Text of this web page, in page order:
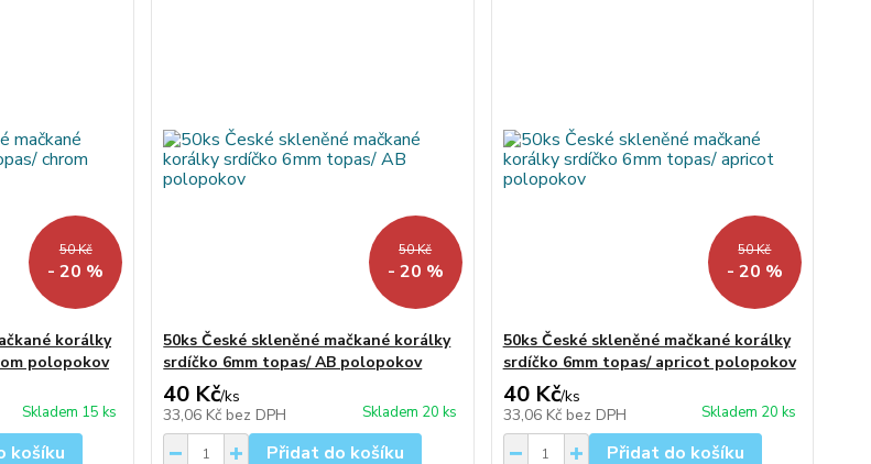
50 Kč
- 20 %
korálky
polopokov
Skladem 15 ks
košíku
50 Kč
- 20 %
50ks České skleněné mačkané korálky
srdíčko 6mm topas/ AB polopokov
40 Kč/ks
33,06 Kč bez DPH Skladem 20 ks
Přidat do košíku
50 Kč
- 20 %
50ks České skleněné mačkané korálky
srdíčko 6mm topas/ apricot polopokov
40 Kč/ks
33,06 Kč bez DPH Skladem 20 ks
Přidat do košíku